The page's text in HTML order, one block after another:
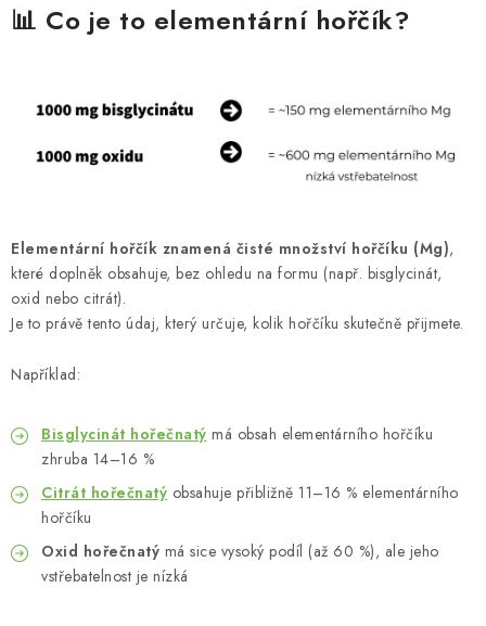
Doprava a platba Recenze
Věrnostní program
📊 Co je to elementární hořčík?
Elementární hořčík znamená čisté množství hořčíku (Mg),
které doplněk obsahuje, bez ohledu na formu (např. bisglycinát,
oxid nebo citrát).
Je to právě tento údaj, který určuje, kolik hořčíku skutečně přijmete.
Například:
Bisglycinát hořečnatý má obsah elementárního hořčíku
zhruba 14–16 %
Citrát hořečnatý obsahuje přibližně 11–16 % elementárního
hořčíku
Oxid hořečnatý má sice vysoký podíl (až 60 %), ale jeho
vstřebatelnost je nízká